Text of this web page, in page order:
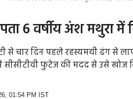
6 वर्षीय अंश मथुरा
से चार दिन पहले रहस्यमयी ढंग से
सीसीटीवी फुटेज की मदद से उसे खोज
01:54 PM IST